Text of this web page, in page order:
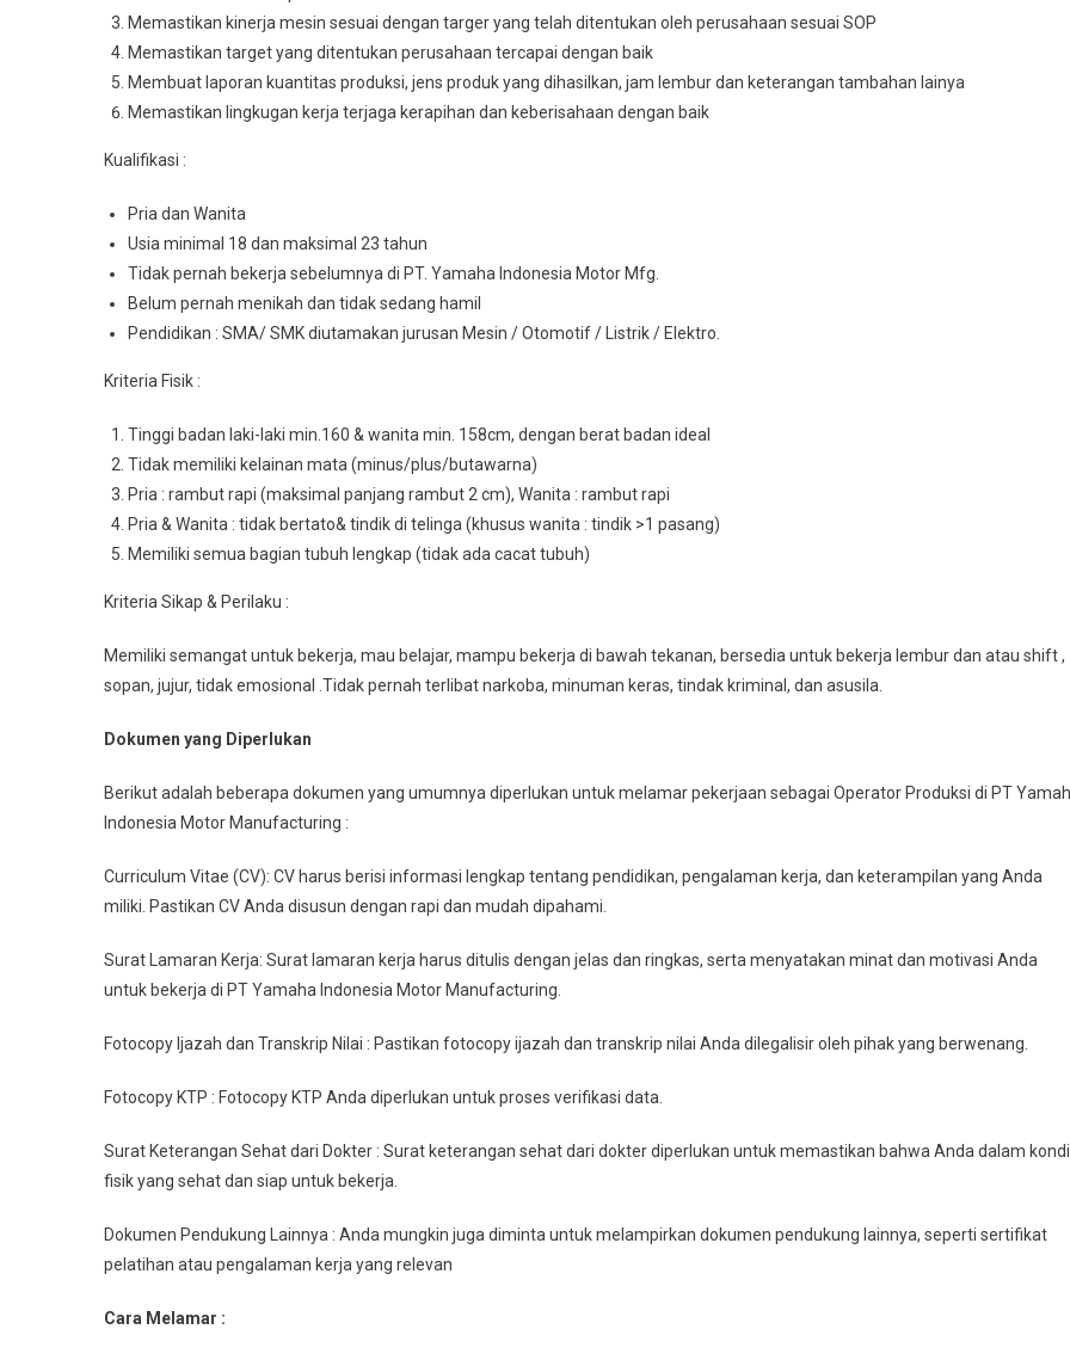
Memastikan kinerja mesin sesuai dengan targer yang telah ditentukan oleh perusahaan sesuai SOP
Memastikan target yang ditentukan perusahaan tercapai dengan baik
Membuat laporan kuantitas produksi, jens produk yang dihasilkan, jam lembur dan keterangan tambahan lainya
Memastikan lingkugan kerja terjaga kerapihan dan keberisahaan dengan baik
Kualifikasi :
Pria dan Wanita
Usia minimal 18 dan maksimal 23 tahun
Tidak pernah bekerja sebelumnya di PT. Yamaha Indonesia Motor Mfg.
Belum pernah menikah dan tidak sedang hamil
Pendidikan : SMA/ SMK diutamakan jurusan Mesin / Otomotif / Listrik / Elektro.
Kriteria Fisik :
Tinggi badan laki-laki min.160 & wanita min. 158cm, dengan berat badan ideal
Tidak memiliki kelainan mata (minus/plus/butawarna)
Pria : rambut rapi (maksimal panjang rambut 2 cm), Wanita : rambut rapi
Pria & Wanita : tidak bertato& tindik di telinga (khusus wanita : tindik >1 pasang)
Memiliki semua bagian tubuh lengkap (tidak ada cacat tubuh)
Kriteria Sikap & Perilaku :
Memiliki semangat untuk bekerja, mau belajar, mampu bekerja di bawah tekanan, bersedia untuk bekerja lembur dan atau shift ,
sopan, jujur, tidak emosional .Tidak pernah terlibat narkoba, minuman keras, tindak kriminal, dan asusila.
Dokumen yang Diperlukan
Berikut adalah beberapa dokumen yang umumnya diperlukan untuk melamar pekerjaan sebagai Operator Produksi di PT
Indonesia Motor Manufacturing :
Curriculum Vitae (CV): CV harus berisi informasi lengkap tentang pendidikan, pengalaman kerja, dan keterampilan yang Anda
miliki. Pastikan CV Anda disusun dengan rapi dan mudah dipahami.
Surat Lamaran Kerja: Surat lamaran kerja harus ditulis dengan jelas dan ringkas, serta menyatakan minat dan motivasi Anda
untuk bekerja di PT Yamaha Indonesia Motor Manufacturing.
Fotocopy Ijazah dan Transkrip Nilai : Pastikan fotocopy ijazah dan transkrip nilai Anda dilegalisir oleh pihak yang berwenang.
Fotocopy KTP : Fotocopy KTP Anda diperlukan untuk proses verifikasi data.
Surat Keterangan Sehat dari Dokter : Surat keterangan sehat dari dokter diperlukan untuk memastikan bahwa Anda dalam
fisik yang sehat dan siap untuk bekerja.
Dokumen Pendukung Lainnya : Anda mungkin juga diminta untuk melampirkan dokumen pendukung lainnya, seperti sertifikat
pelatihan atau pengalaman kerja yang relevan
Cara Melamar :